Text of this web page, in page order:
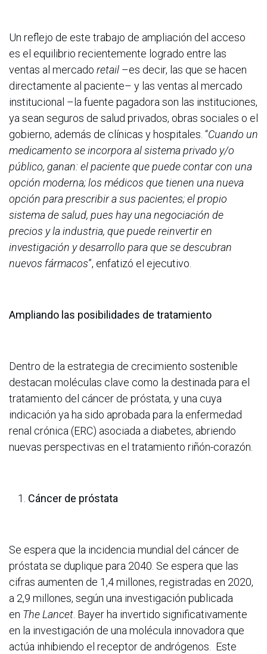
Un reflejo de este trabajo de ampliación del acceso
es el equilibrio recientemente logrado entre las
ventas al mercado retail –es decir, las que se hacen
directamente al paciente– y las ventas al mercado
institucional –la fuente pagadora son las instituciones,
ya sean seguros de salud privados, obras sociales o el
gobierno, además de clínicas y hospitales. “Cuando un
medicamento se incorpora al sistema privado y/o
público, ganan: el paciente que puede contar con una
opción moderna; los médicos que tienen una nueva
opción para prescribir a sus pacientes; el propio
sistema de salud, pues hay una negociación de
precios y la industria, que puede reinvertir en
investigación y desarrollo para que se descubran
nuevos fármacos”, enfatizó el ejecutivo.
Ampliando las posibilidades de tratamiento
Dentro de la estrategia de crecimiento sostenible
destacan moléculas clave como la destinada para el
tratamiento del cáncer de próstata, y una cuya
indicación ya ha sido aprobada para la enfermedad
renal crónica (ERC) asociada a diabetes, abriendo
nuevas perspectivas en el tratamiento riñón-corazón.
Cáncer de próstata
Se espera que la incidencia mundial del cáncer de
próstata se duplique para 2040. Se espera que las
cifras aumenten de 1,4 millones, registradas en 2020,
a 2,9 millones, según una investigación publicada
en The Lancet. Bayer ha invertido significativamente
en la investigación de una molécula innovadora que
actúa inhibiendo el receptor de andrógenos. Este